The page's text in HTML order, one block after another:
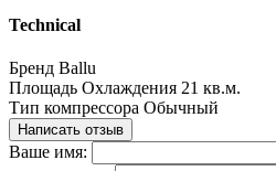
Technical
Бренд Ballu
Площадь Охлаждения 21 кв.м.
Тип компрессора Обычный
Написать отзыв
Ваше имя: